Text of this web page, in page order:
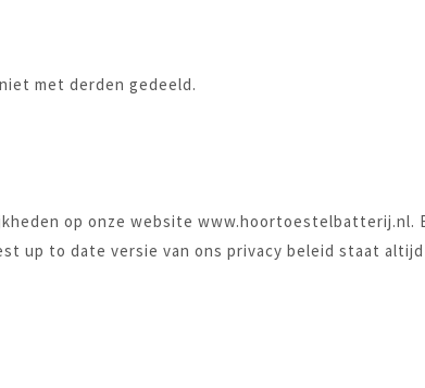
met derden gedeeld.
op onze website www.hoortoestelbatterij.nl.
up to date versie van ons privacy beleid staat